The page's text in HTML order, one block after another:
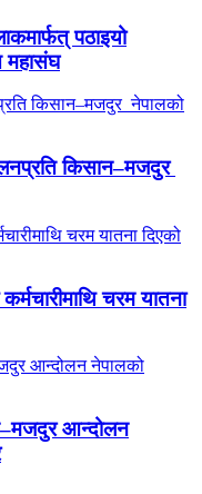
पठाइयो
महासंघ
किसान–मजदुर
चरम यातना
आन्दोलन